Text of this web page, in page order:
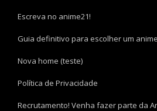
Escreva no anime21!
Guia definitivo para escolher um
Nova home (teste)
Política de Privacidade
Recrutamento! Venha fazer parte da